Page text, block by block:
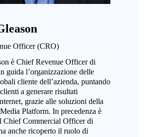
Officer (CRO)
è Chief Revenue Officer di
guida l’organizzazione delle
cliente dell’azienda, puntando
a generare risultati
grazie alle soluzioni della
Platform. In precedenza è
Chief Commercial Officer di
anche ricoperto il ruolo di